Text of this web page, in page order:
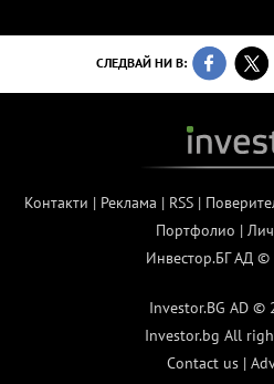
СЛЕДВАЙ НИ В:
Контакти | Реклама | RSS|
Портфолио |
Инвестор.БГ АД
Investor.BG AD ©
Investor.bg All
Contact us |